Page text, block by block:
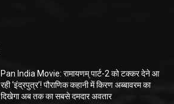
Pan India Movie: रामायणम् पार्ट-2 को टक्कर देने आ
रही ‘इंद्रपुत्र’! पौराणिक कहानी में किरण अब्बावरम का
दिखेगा अब तक का सबसे दमदार अवतार